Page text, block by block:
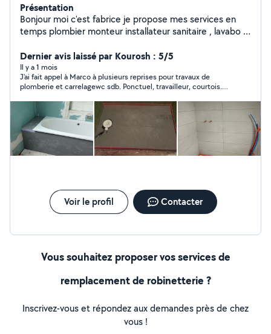
Présentation
Bonjour moi c'est fabrice je propose mes services en
temps plombier monteur installateur sanitaire , lavabo ,
Dernier avis laissé par Kourosh : 5/5
Il y a 1 mois
J'ai fait appel à Marco à plusieurs reprises pour travaux de
plomberie et carrelagewc sdb. Ponctuel, travailleur, courtois.
toujours tres propre.
Voir le profil Contacter
Vous souhaitez proposer vos services de
remplacement de robinetterie ?
Inscrivez-vous et répondez aux demandes près de chez
vous !